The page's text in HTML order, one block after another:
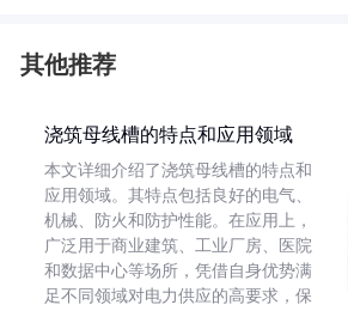
其他推荐
浇筑母线槽的特点和应用领域
本文详细介绍了浇筑母线槽的特点和
应用领域。其特点包括良好的电气、
机械、防火和防护性能。在应用上，
广泛用于商业建筑、工业厂房、医院
和数据中心等场所，凭借自身优势满
足不同领域对电力供应的高要求，保